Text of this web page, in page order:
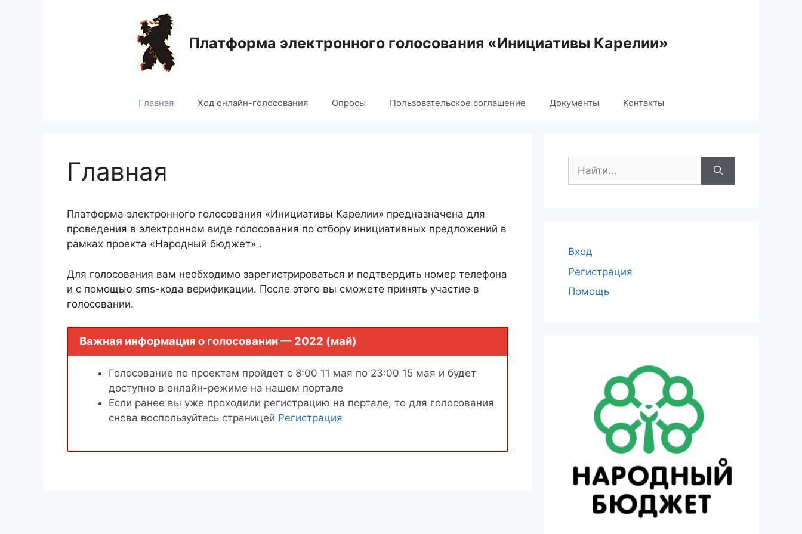
Платформа электронного голосования «Инициативы Карелии»
Главная Ход онлайн-голосования Опросы Пользовательское соглашение Документы Контакты
Главная
Платформа электронного голосования «Инициативы Карелии» предназначена для
проведения в электронном виде голосования по отбору инициативных предложений в
рамках проекта «Народный бюджет» .
Для голосования вам необходимо зарегистрироваться и подтвердить номер телефона
и с помощью sms-кода верификации. После этого вы сможете принять участие в
голосовании.
Важная информация о голосовании — 2022 (май)
Голосование по проектам пройдет с 8:00 11 мая по 23:00 15 мая и будет
доступно в онлайн-режиме на нашем портале
Если ранее вы уже проходили регистрацию на портале, то для голосования
снова воспользуйтесь страницей Регистрация
Поиск:
Вход
Регистрация
Помощь